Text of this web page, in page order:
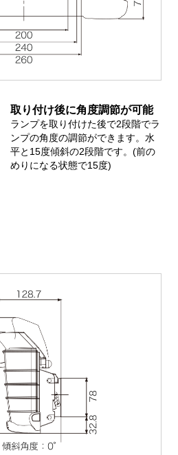
取り付け後に角度調節が可能
ランプを取り付けた後で2段階でラ
ンプの角度の調節ができます。水
平と15度傾斜の2段階です。(前の
めりになる状態で15度)